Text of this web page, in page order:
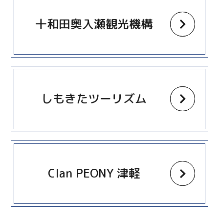
十和田奥入瀬観光機構
しもきたツーリズム
more
Clan PEONY 津軽
more